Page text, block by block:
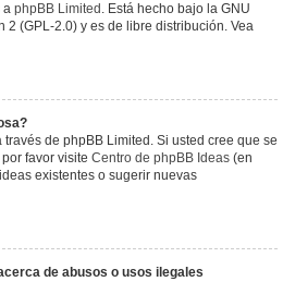
a phpBB Limited . Está hecho bajo la GNU
(GPL-2.0) y es de libre distribución. Vea
de phpBB Limited. Si usted cree que se
favor visite Centro de phpBB Ideas (en
existentes o sugerir nuevas
de abusos o usos ilegales